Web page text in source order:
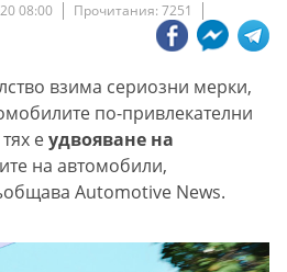
08:00 Прочитания: 7251
взима сериозни мерки,
по-привлекателни
еудвояване на
на автомобили,
Automotive News.